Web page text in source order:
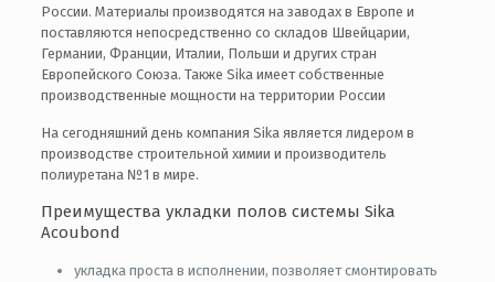
России. Материалы производятся на заводах в Европе и
поставляются непосредственно со складов Швейцарии,
Германии, Франции, Италии, Польши и других стран
Европейского Союза. Также Sika имеет собственные
производственные мощности на территории России
На сегодняшний день компания Sika является лидером в
производстве строительной химии и производитель
полиуретана №1 в мире.
Преимущества укладки полов системы Sika
Acoubond
укладка проста в исполнении, позволяет смонтировать